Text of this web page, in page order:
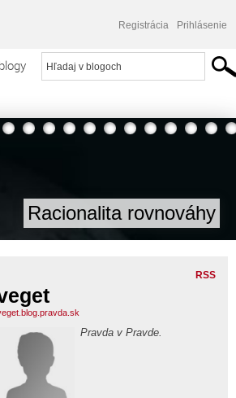
Registrácia Prihlásenie
Racionalita rovnováhy
RSS
Pravda v Pravde.